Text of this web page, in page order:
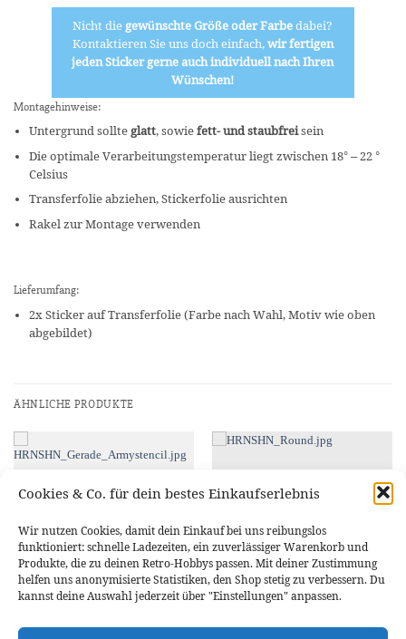
Cookies & Co. für dein bestes Einkaufserlebnis
Wir nutzen Cookies, damit dein Einkauf bei uns reibungslos
funktioniert: schnelle Ladezeiten, ein zuverlässiger Warenkorb und
Produkte, die zu deinen Retro-Hobbys passen. Mit deiner Zustimmung
helfen uns anonymisierte Statistiken, den Shop stetig zu verbessern. Du
kannst deine Auswahl jederzeit über "Einstellungen" anpassen.
Nicht die gewünschte Größe oder Farbedabei?
Kontaktieren Sie uns doch einfach,wir fertigen
jeden Sticker gerne auch individuell nach Ihren
Wünschen!
Montagehinweise:
Untergrund sollte glatt, sowiefett- und staubfreisein
Die optimale Verarbeitungstemperatur liegt zwischen 18° – 22 °
Celsius
Transferfolie abziehen, Stickerfolie ausrichten
Rakel zur Montage verwenden
Lieferumfang:
2x Sticker auf Transferfolie (Farbe nach Wahl, Motiv wie oben
abgebildet)
ÄHNLICHE PRODUKTE